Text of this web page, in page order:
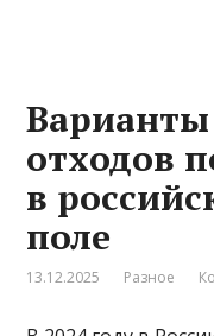
отходов
в
поле
13.12.2025 Разное